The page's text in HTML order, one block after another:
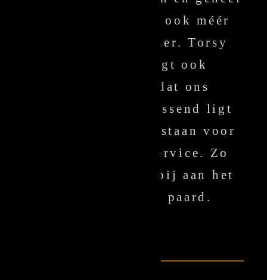
drukvrij. We zijn ook méér
dan een leverancier. Torsy
Bridles verzorgt ook
passervice, zodat ons
hoofdstel goed passend ligt
bij uw paard. Wij staan voor
ons product en service. Zo
dragen we samen bij aan het
welzijn van uw paard.